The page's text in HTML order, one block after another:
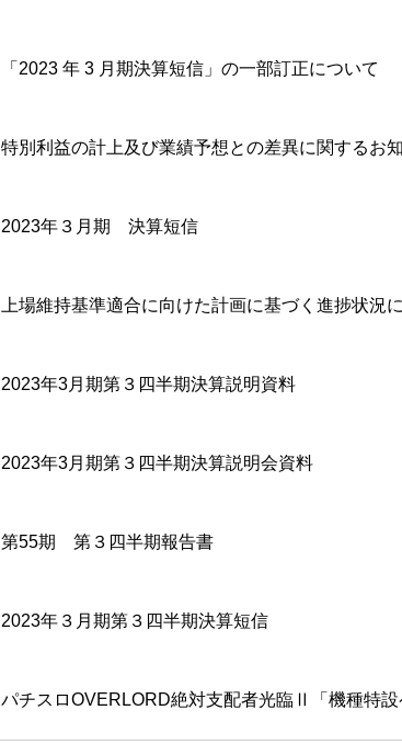
「2023 年 3 月期決算短信」の一部訂正について
特別利益の計上及び業績予想との差異に関するお
2023年３月期 決算短信
上場維持基準適合に向けた計画に基づく進捗状況
2023年3月期第３四半期決算説明資料
2023年3月期第３四半期決算説明会資料
第55期 第３四半期報告書
2023年３月期第３四半期決算短信
パチスロOVERLORD絶対支配者光臨Ⅱ「機種特設